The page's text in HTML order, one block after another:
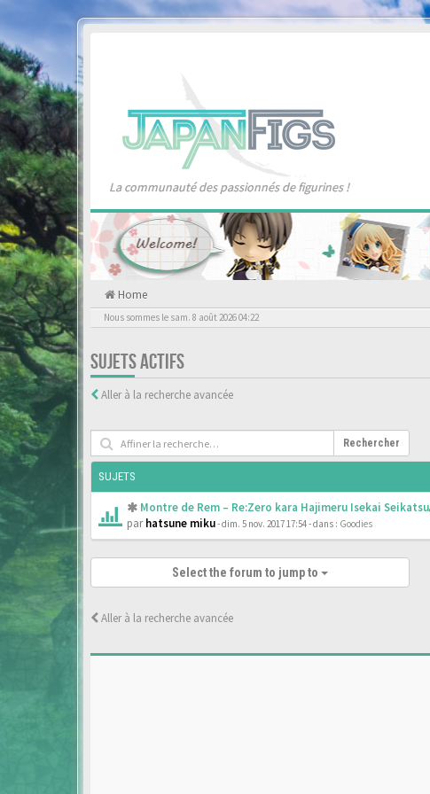
La communauté des passionnés de figurines !
Home
Nous sommes le sam. 8 août 2026 04:22
SUJETS ACTIFS
Aller à la recherche avancée
Rechercher
SUJETS
Montre de Rem – Re:Zero kara Hajimeru Isekai Seikatsu
parhatsune miku- dim. 5 nov. 2017 17:54- dans : Goodies
Select the forum to jump to
Aller à la recherche avancée